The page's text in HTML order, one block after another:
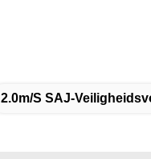
2.0m/s SAJ-